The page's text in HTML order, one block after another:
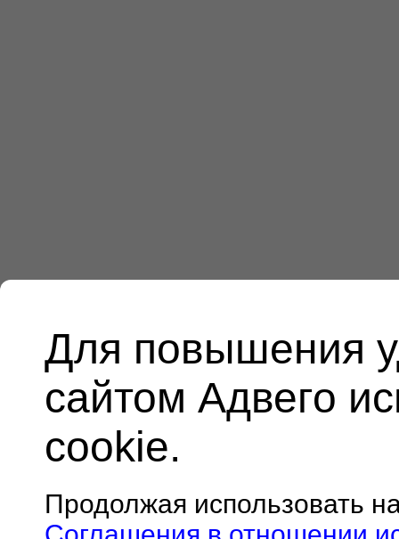
Для повышения
сайтом Адвего
cookie.
Продолжая использовать